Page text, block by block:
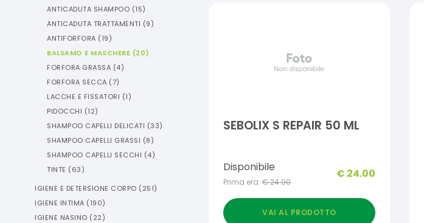
ANTICADUTA SHAMPOO (15)
ANTICADUTA TRATTAMENTI (9)
ANTIFORFORA (19)
BALSAMO E MASCHERE (20)
FORFORA GRASSA (4)
FORFORA SECCA (7)
LACCHE E FISSATORI (1)
PIDOCCHI (12)
SHAMPOO CAPELLI DELICATI (33)
SHAMPOO CAPELLI GRASSI (8)
SHAMPOO CAPELLI SECCHI (4)
TINTE (63)
IGIENE E DETERSIONE CORPO (251)
IGIENE INTIMA (190)
IGIENE NASINO (22)
SEBOLIX S REPAIR 50 ML
Disponibile
Prima era: €24.00
€ 24.00
VAI AL PRODOTTO